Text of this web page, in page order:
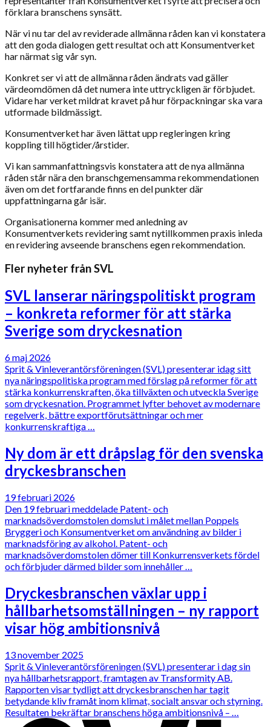
förklara branschens synsätt.
När vi nu tar del av reviderade allmänna råden kan vi konstatera
att den goda dialogen gett resultat och att Konsumentverket
har närmat sig vår syn.
Konkret ser vi att de allmänna råden ändrats vad gäller
värdeomdömen då det numera inte uttryckligen är förbjudet.
Vidare har verket mildrat kravet på hur förpackningar ska vara
utformade bildmässigt.
Konsumentverket har även lättat upp regleringen kring
koppling till högtider/årstider.
Vi kan sammanfattningsvis konstatera att de nya allmänna
råden står nära den branschgemensamma rekommendationen
även om det fortfarande finns en del punkter där
uppfattningarna går isär.
Organisationerna kommer med anledning av
Konsumentverkets revidering samt nytillkommen praxis inleda
en revidering avseende branschens egen rekommendation.
Fler nyheter från SVL
SVL lanserar näringspolitiskt program
– konkreta reformer för att stärka
Sverige som dryckesnation
6 maj 2026
Sprit & Vinleverantörsföreningen (SVL) presenterar idag sitt
nya näringspolitiska program med förslag på reformer för att
stärka konkurrenskraften, öka tillväxten och utveckla Sverige
som dryckesnation. Programmet lyfter behovet av modernare
regelverk, bättre exportförutsättningar och mer
konkurrenskraftiga …
Ny dom är ett dråpslag för den svenska
dryckesbranschen
19 februari 2026
Den 19 februari meddelade Patent- och
marknadsöverdomstolen domslut i målet mellan Poppels
Bryggeri och Konsumentverket om användning av bilder i
marknadsföring av alkohol. Patent- och
marknadsöverdomstolen dömer till Konkurrensverkets fördel
och förbjuder därmed bilder som innehåller …
Dryckesbranschen växlar upp i
hållbarhetsomställningen – ny rapport
visar hög ambitionsnivå
13 november 2025
Sprit & Vinleverantörsföreningen (SVL) presenterar i dag sin
nya hållbarhetsrapport, framtagen av Transformity AB.
Rapporten visar tydligt att dryckesbranschen har tagit
betydande kliv framåt inom klimat, socialt ansvar och styrning.
Resultaten bekräftar branschens höga ambitionsnivå – …